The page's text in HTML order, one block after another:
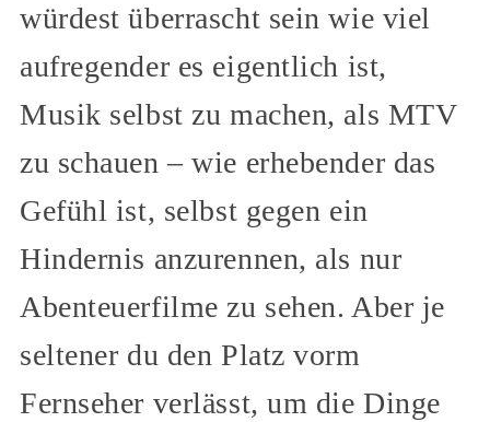
würdest überrascht sein wie viel
aufregender es eigentlich ist,
Musik selbst zu machen, als MTV
zu schauen – wie erhebender das
Gefühl ist, selbst gegen ein
Hindernis anzurennen, als nur
Abenteuerfilme zu sehen. Aber je
seltener du den Platz vorm
Fernseher verlässt, um die Dinge